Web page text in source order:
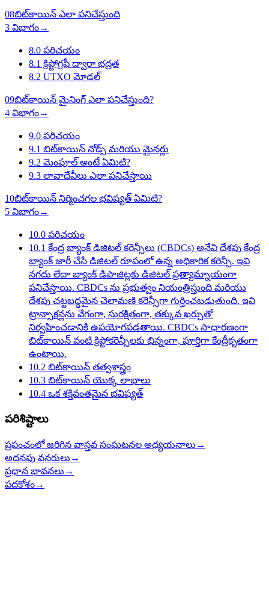
08బిట్‌కాయిన్ ఎలా పనిచేస్తుంది
3 విభాగం→
8.0 పరిచయం
8.1 క్రిప్టోగ్రఫీ ద్వారా భద్రత
8.2 UTXO మోడల్
09బిట్‌కాయిన్ మైనింగ్ ఎలా పనిచేస్తుంది?
4 విభాగం→
9.0 పరిచయం
9.1 బిట్‌కాయిన్ నోడ్స్ మరియు మైనర్లు
9.2 మెంపూల్ అంటే ఏమిటి?
9.3 లావాదేవీలు ఎలా పనిచేస్తాయి
10బిట్‌కాయిన్ నిర్మించగల భవిష్యత్ ఏమిటి?
5 విభాగం→
10.0 పరిచయం
10.1 కేంద్ర బ్యాంక్ డిజిటల్ కరెన్సీలు (CBDCs) అనేవి దేశపు కేంద్ర
బ్యాంక్ జారీ చేసే డిజిటల్ రూపంలో ఉన్న అధికారిక కరెన్సీ. ఇవి
నగదు లేదా బ్యాంక్ డిపాజిట్లకు డిజిటల్ ప్రత్యామ్నాయంగా
పనిచేస్తాయి. CBDCs ను ప్రభుత్వం నియంత్రిస్తుంది మరియు
దేశపు చట్టబద్ధమైన చెలామణి కరెన్సీగా గుర్తించబడుతుంది. ఇవి
ట్రాన్సాక్షన్లను వేగంగా, సురక్షితంగా, తక్కువ ఖర్చుతో
నిర్వహించడానికి ఉపయోగపడతాయి. CBDCs సాధారణంగా
బిట్‌కాయిన్ వంటి క్రిప్టోకరెన్సీలకు భిన్నంగా, పూర్తిగా కేంద్రీకృతంగా
ఉంటాయి.
10.2 బిట్‌కాయిన్ తత్వశాస్త్రం
10.3 బిట్‌కాయిన్ యొక్క లాభాలు
10.4 ఒక శక్తివంతమైన భవిష్యత్
పరిశిష్టాలు
ప్రపంచంలో జరిగిన వాస్తవ సంఘటనల అధ్యయనాలు →
అదనపు వనరులు →
ప్రధాన భావనలు →
పదకోశం→